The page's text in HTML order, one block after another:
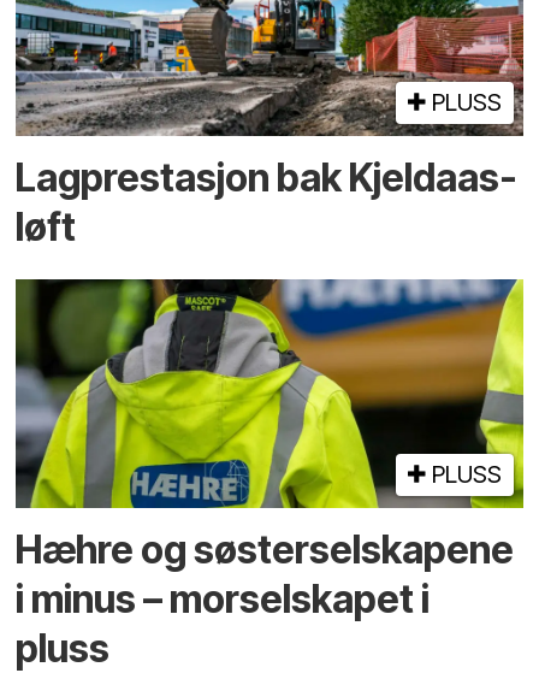
PLUSS
Lagprestasjon bak Kjeldaas-
løft
PLUSS
Hæhre og søster­selskapene
i minus – mor­selskapet i
pluss